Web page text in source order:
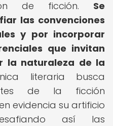
de ficción. Se
las convenciones
y por incorporar
que invitan
la naturaleza de la
literaria busca
de la ficción
evidencia su artificio
así las